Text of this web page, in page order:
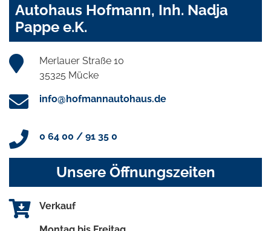
Autohaus Hofmann, Inh. Nadja
Pappe e.K.
Merlauer Straße 10
35325 Mücke
info@hofmannautohaus.de
0 64 00 / 91 35 0
Unsere Öffnungszeiten
Verkauf